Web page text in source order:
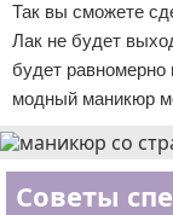
Так вы сможете
Лак не будет
будет равномерно
модный маникюр
Советы